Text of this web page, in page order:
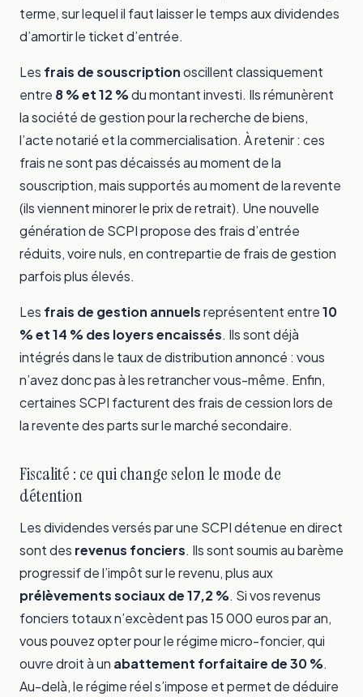
terme, sur lequel il faut laisser le temps aux dividendes
d’amortir le ticket d’entrée.
Les frais de souscriptionoscillent classiquement
entre 8 % et 12 %du montant investi. Ils rémunèrent
la société de gestion pour la recherche de biens,
l’acte notarié et la commercialisation. À retenir : ces
frais ne sont pas décaissés au moment de la
souscription, mais supportés au moment de la revente
(ils viennent minorer le prix de retrait). Une nouvelle
génération de SCPI propose des frais d’entrée
réduits, voire nuls, en contrepartie de frais de gestion
parfois plus élevés.
Les frais de gestion annuelsreprésentent entre10
% et 14 % des loyers encaissés. Ils sont déjà
intégrés dans le taux de distribution annoncé : vous
n’avez donc pas à les retrancher vous-même. Enfin,
certaines SCPI facturent des frais de cession lors de
la revente des parts sur le marché secondaire.
Fiscalité : ce qui change selon le mode de
détention
Les dividendes versés par une SCPI détenue en direct
sont des revenus fonciers. Ils sont soumis au barème
progressif de l’impôt sur le revenu, plus aux
prélèvements sociaux de 17,2 %. Si vos revenus
fonciers totaux n’excèdent pas 15 000 euros par an,
vous pouvez opter pour le régime micro-foncier, qui
ouvre droit à un abattement forfaitaire de 30 %.
Au-delà, le régime réel s’impose et permet de déduire